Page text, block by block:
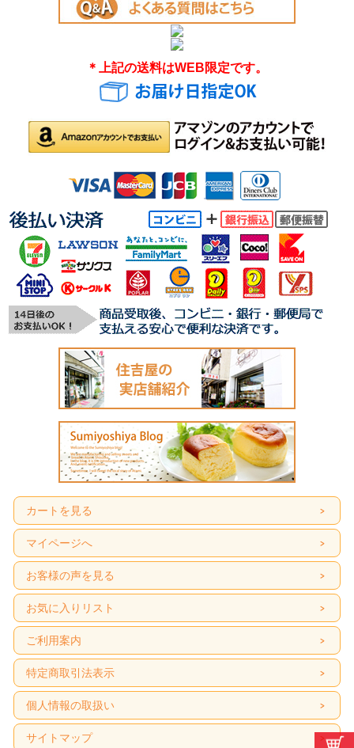
＊上記の送料はWEB限定です。
カートを見る
マイページへ
お客様の声を見る
お気に入りリスト
ご利用案内
特定商取引法表示
個人情報の取扱い
サイトマップ